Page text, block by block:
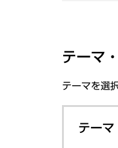
テーマ
テーマを選
テーマ